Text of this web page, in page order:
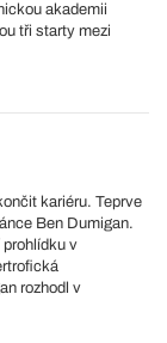
akademii
tři starty mezi
kariéru. Teprve
Ben Dumigan.
prohlídku v
rozhodl v